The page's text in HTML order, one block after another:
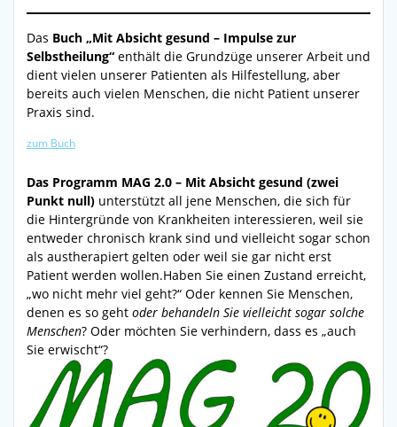
Das Buch „Mit Absicht gesund – Impulse zur
Selbstheilung“ enthält die Grundzüge unserer Arbeit und
dient vielen unserer Patienten als Hilfestellung, aber
bereits auch vielen Menschen, die nicht Patient unserer
Praxis sind.
zum Buch
Das Programm MAG 2.0 – Mit Absicht gesund (zwei
Punkt null) unterstützt all jene Menschen, die sich für
die Hintergründe von Krankheiten interessieren, weil sie
entweder chronisch krank sind und vielleicht sogar schon
als austherapiert gelten oder weil sie gar nicht erst
Patient werden wollen.Haben Sie einen Zustand erreicht,
„wo nicht mehr viel geht?“ Oder kennen Sie Menschen,
denen es so geht oder behandeln Sie vielleicht sogar solche
Menschen? Oder möchten Sie verhindern, dass es „auch
Sie erwischt“?